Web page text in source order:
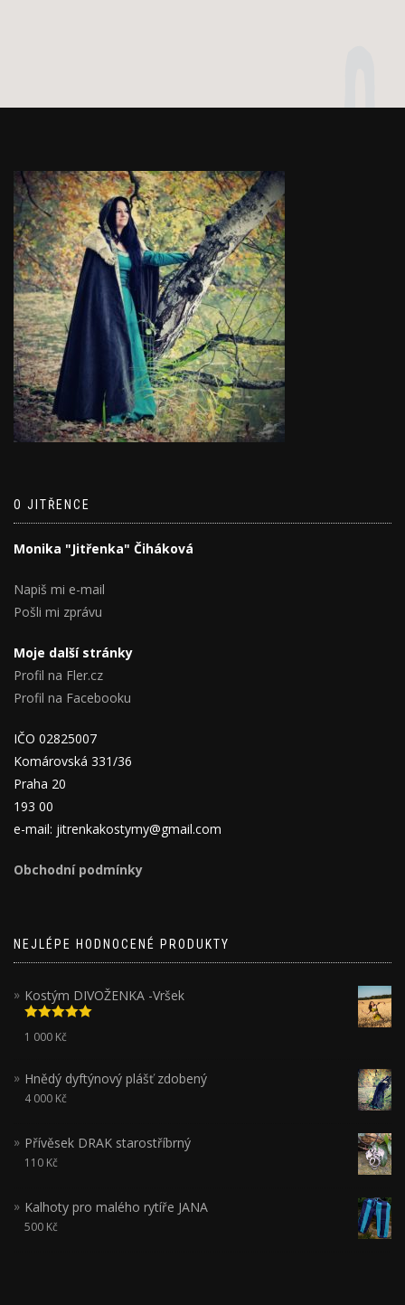
O JITŘENCE
Monika "Jitřenka" Čiháková
Napiš mi e-mail
Pošli mi zprávu
Moje další stránky
Profil na Fler.cz
Profil na Facebooku
IČO 02825007
Komárovská 331/36
Praha 20
193 00
e-mail: jitrenkakostymy@gmail.com
Obchodní podmínky
NEJLÉPE HODNOCENÉ PRODUKTY
Kostým DIVOŽENKA -Vršek
Hodnocení
5.00z 5
1 000 Kč
Hnědý dyftýnový plášť zdobený
4 000 Kč
Přívěsek DRAK starostříbrný
110 Kč
Kalhoty pro malého rytíře JANA
500 Kč